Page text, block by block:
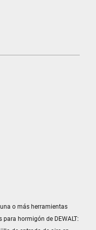
o más herramientas
hormigón de DEWALT: